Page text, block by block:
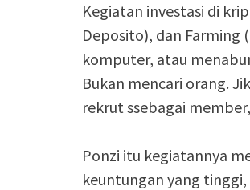
Kegiatan investasi di
Deposito), dan
komputer, atau
Bukan mencari orang.
rekrut ssebagai
Ponzi itu kegiatannya
keuntungan yang